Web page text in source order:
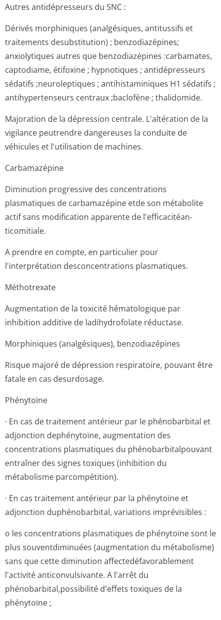
Autres antidépresseurs du SNC :
Dérivés morphiniques (analgésiques, antitussifs et
traitements desubstitution) ; benzodiazépines;
anxiolytiques autres que benzodiazépines :carbamates,
captodiame, étifoxine ; hypnotiques ; antidépresseurs
sédatifs ;neuroleptiques ; antihistaminiques H1 sédatifs ;
antihypertenseurs centraux ;baclofène ; thalidomide.
Majoration de la dépression centrale. L'altération de la
vigilance peutrendre dangereuses la conduite de
véhicules et l'utilisation de machines.
Carbamazépine
Diminution progressive des concentrations
plasmatiques de carbamazépine etde son métabolite
actif sans modification apparente de l'efficacitéan­
ticomitiale.
A prendre en compte, en particulier pour
l'interprétation desconcentrations plasmatiques.
Méthotrexate
Augmentation de la toxicité hématologique par
inhibition additive de ladihydrofolate réductase.
Morphiniques (analgésiques), benzodiazépines
Risque majoré de dépression respiratoire, pouvant être
fatale en cas desurdosage.
Phénytoïne
· En cas de traitement antérieur par le phénobarbital et
adjonction dephénytoïne, augmentation des
concentrations plasmatiques du phénobarbital­pouvant
entraîner des signes toxiques (inhibition du
métabolisme parcompétition).
· En cas traitement antérieur par la phénytoïne et
adjonction duphénobarbital, variations imprévisibles :
o les concentrations plasmatiques de phénytoïne sont le
plus souventdiminuées (augmentation du métabolisme)
sans que cette diminution affectedéfavo­rablement
l'activité anticonvulsivante. A l'arrêt du
phénobarbital,pos­sibilité d'effets toxiques de la
phénytoïne ;